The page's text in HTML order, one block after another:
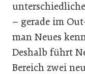
– gerade im
man Neues
Deshalb führt
Bereich zwei